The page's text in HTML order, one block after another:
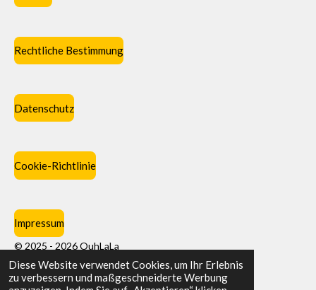
Diese Website verwendet Cookies, um Ihr Erlebnis
zu verbessern und maßgeschneiderte Werbung
Rechtliche Bestimmung
Datenschutz
Cookie-Richtlinie
Impressum
© 2025 - 2026 OuhLaLa
Mit Unterstützung vonWebador